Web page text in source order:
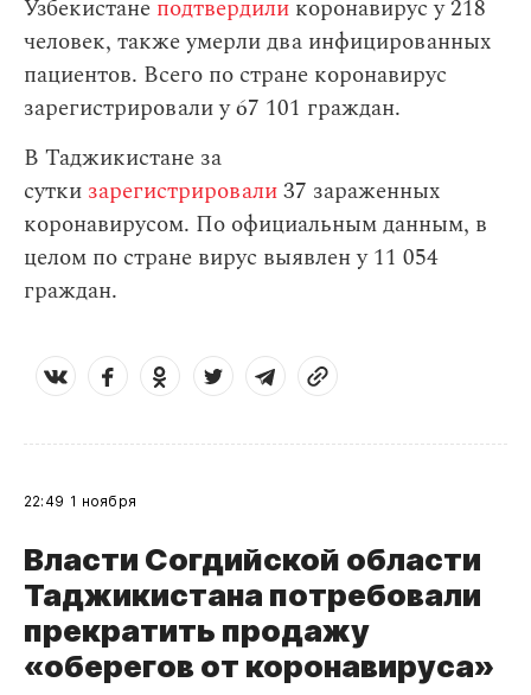
Узбекистане подтвердили коронавирус у 218
человек, также умерли два инфицированных
пациентов. Всего по стране коронавирус
зарегистрировали у 67 101 граждан.
В Таджикистане за
сутки зарегистрировали37 зараженных
коронавирусом. По официальным данным, в
целом по стране вирус выявлен у 11 054
граждан.
22:49 1 ноября
Власти Согдийской области
Таджикистана потребовали
прекратить продажу
«оберегов от коронавируса»